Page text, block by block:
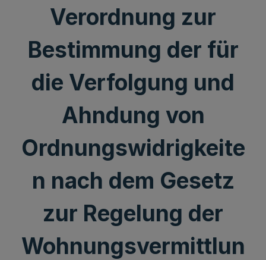
Verordnung zur
Bestimmung der für
die Verfolgung und
Ahndung von
Ordnungswidrigkeite
n nach dem Gesetz
zur Regelung der
Wohnungsvermittlun